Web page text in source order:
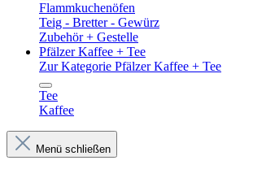
Flammkuchenöfen
Teig - Bretter - Gewürz
Zubehör + Gestelle
Pfälzer Kaffee + Tee
Zur Kategorie Pfälzer Kaffee + Tee
Tee
Kaffee
Menü schließen